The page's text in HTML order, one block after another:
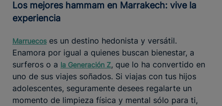
Los mejores hammam en Marrakech: vive la
experiencia
Marruecos es un destino hedonista y versátil.
Enamora por igual a quienes buscan bienestar, a
surferos o a la Generación Z, que lo ha convertido en
uno de sus viajes soñados. Si viajas con tus hijos
adolescentes, seguramente desees regalarte un
momento de limpieza física y mental sólo para ti,